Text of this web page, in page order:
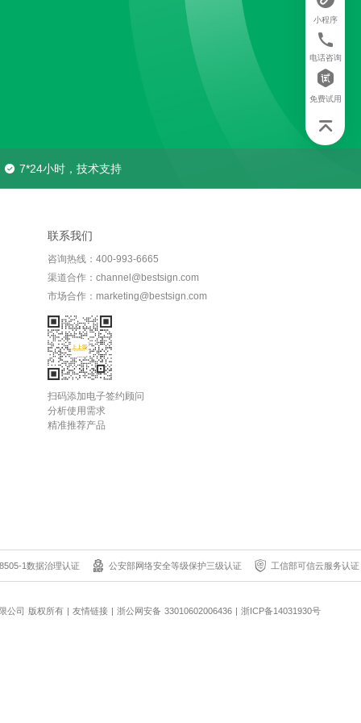
7*24小时，技术支持
联系我们
咨询热线：400-993-6665
渠道合作：channel@bestsign.com
市场合作：marketing@bestsign.com
扫码添加电子签约顾问
分析使用需求
精准推荐产品
1数据治理认证 公安部网络安全等级保护三级认证 工信部可信云服务认证
公司 版权所有 | 友情链接 | 浙公网安备 33010602006436 | 浙ICP备14031930号
小程序
电话咨询
免费试用